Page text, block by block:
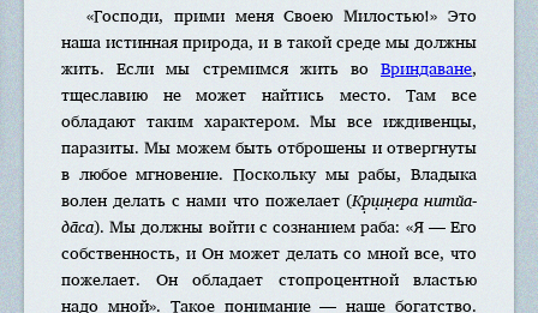
«Господи, прими меня Своею Милостью!» Это
наша истинная природа, и в такой среде мы должны
жить. Если мы стремимся жить во Вриндаване,
тщеславию не может найтись место. Там все
обладают таким характером. Мы все иждивенцы,
паразиты. Мы можем быть отброшены и отвергнуты
в любое мгновение. Поскольку мы рабы, Владыка
волен делать с нами что пожелает (Кр̣ш̣н̣ера нитйа-
да̄са). Мы должны войти с сознанием раба: «Я — Его
собственность, и Он может делать со мной все, что
пожелает. Он обладает стопроцентной властью
надо мной». Такое понимание — наше богатство.